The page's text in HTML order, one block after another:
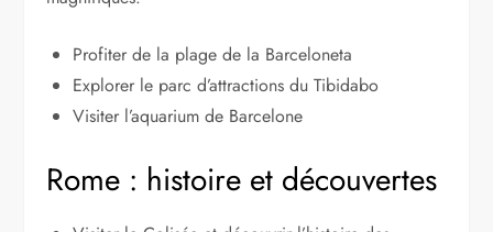
Profiter de la plage de la Barceloneta
Explorer le parc d’attractions du Tibidabo
Visiter l’aquarium de Barcelone
Rome : histoire et découvertes